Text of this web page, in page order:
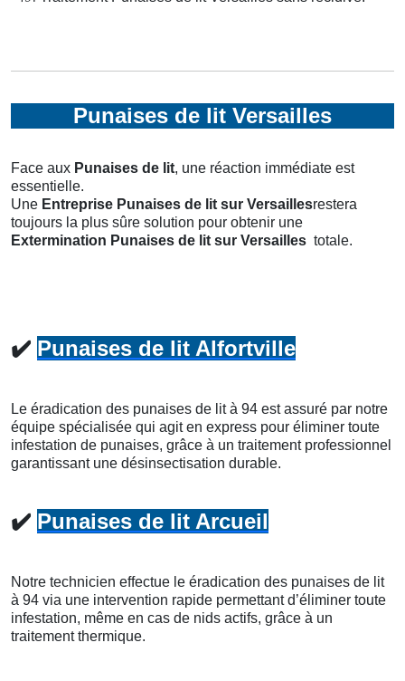
Punaises de lit Versailles
Face aux Punaises de lit, une réaction immédiate est
essentielle.
Une Entreprise Punaises de lit sur Versaillesrestera
toujours la plus sûre solution pour obtenir une
Extermination Punaises de lit sur Versailles totale.
✔️ Punaises de lit Alfortville
Le éradication des punaises de lit à 94 est assuré par notre
équipe spécialisée qui agit en express pour éliminer toute
infestation de punaises, grâce à un traitement professionnel
garantissant une désinsectisation durable.
✔️ Punaises de lit Arcueil
Notre technicien effectue le éradication des punaises de lit
à 94 via une intervention rapide permettant d’éliminer toute
infestation, même en cas de nids actifs, grâce à un
traitement thermique.